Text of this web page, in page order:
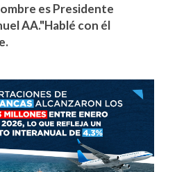
es Presidente
AA."Hablé con él